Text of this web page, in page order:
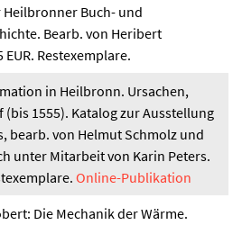
Buch- und
Bearb. von Heribert
EUR. Restexemplare.
in Heilbronn. Ursachen,
(bis 1555). Katalog zur Ausstellung
bearb. von Helmut Schmolz und
unter Mitarbeit von Karin Peters.
Online-Publikation
Die Mechanik der Wärme.